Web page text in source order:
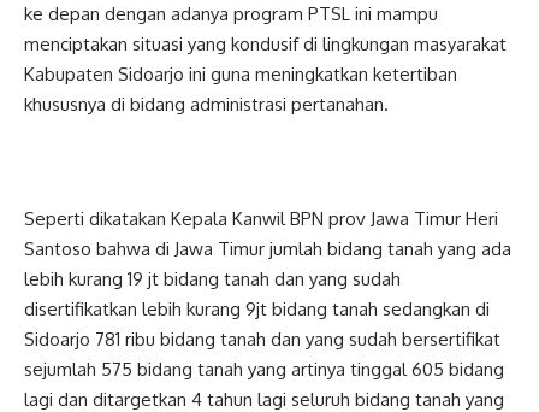
ke depan dengan adanya program PTSL ini mampu
menciptakan situasi yang kondusif di lingkungan masyarakat
Kabupaten Sidoarjo ini guna meningkatkan ketertiban
khususnya di bidang administrasi pertanahan.
Seperti dikatakan Kepala Kanwil BPN prov Jawa Timur Heri
Santoso bahwa di Jawa Timur jumlah bidang tanah yang ada
lebih kurang 19 jt bidang tanah dan yang sudah
disertifikatkan lebih kurang 9jt bidang tanah sedangkan di
Sidoarjo 781 ribu bidang tanah dan yang sudah bersertifikat
sejumlah 575 bidang tanah yang artinya tinggal 605 bidang
lagi dan ditargetkan 4 tahun lagi seluruh bidang tanah yang